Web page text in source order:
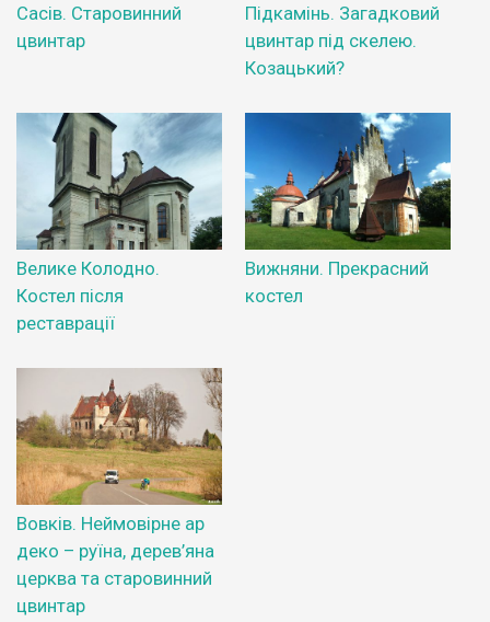
Сасів. Старовинний
цвинтар
Підкамінь. Загадковий
цвинтар під скелею.
Козацький?
Велике Колодно.
Костел після
реставрації
Вижняни. Прекрасний
костел
Вовків. Неймовірне ар
деко – руїна, дерев’яна
церква та старовинний
цвинтар